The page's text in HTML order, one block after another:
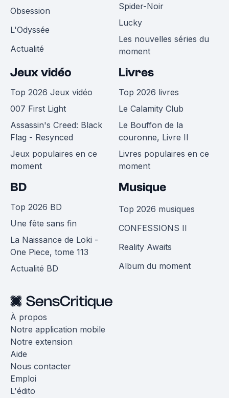
Obsession
L'Odyssée
Actualité
Spider-Noir
Lucky
Les nouvelles séries du
moment
Jeux vidéo
Top 2026 Jeux vidéo
007 First Light
Assassin's Creed: Black
Flag - Resynced
Jeux populaires en ce
moment
Livres
Top 2026 livres
Le Calamity Club
Le Bouffon de la
couronne, Livre II
Livres populaires en ce
moment
BD
Top 2026 BD
Une fête sans fin
La Naissance de Loki -
One Piece, tome 113
Actualité BD
Musique
Top 2026 musiques
CONFESSIONS II
Reality Awaits
Album du moment
À propos
Notre application mobile
Notre extension
Aide
Nous contacter
Emploi
L'édito